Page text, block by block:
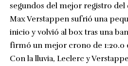
segundos del mejor registro del
Max Verstappen sufrió una
inicio y volvió al box tras una
firmó un mejor crono de 1:20.0
Con la lluvia, Leclerc y